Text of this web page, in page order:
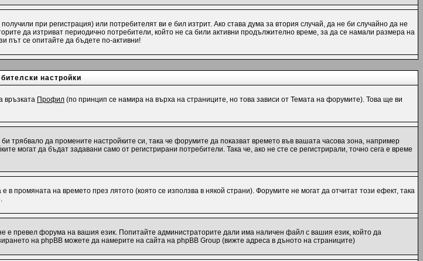
при регистрация) или потребителят ви е бил изтрит. Ако става дума за втория случай, да не би случайно да не
да изтриват периодично потребители, който не са били активни продължително време, за да се намали размера на
път се опитайте да бъдете по-активни!
настройки
връзката Профил (по принцип се намира на върха на страниците, но това зависи от Темата на форумите). Това ще ви
трябвало да промените настройките си, така че форумите да показват времето във вашата часова зона, например
могат да бъдат задавани само от регистрирани потребители. Така че, ако не сте се регистрирали, точно сега е време
промяната на времето през лятото (която се използва в някой страни). Форумите не могат да отчитат този ефект, така
е превел форума на вашия език. Попитайте администраторите дали има наличен файл с вашия език, който да
на phpBB можете да намерите на сайта на phpBB Group (вижте адреса в дъното на страниците)